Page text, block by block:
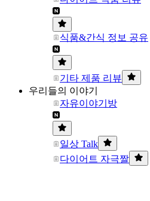
식품&간식 정보 공유
기타 제품 리뷰
우리들의 이야기
자유이야기방
일상 Talk
다이어트 자극짤